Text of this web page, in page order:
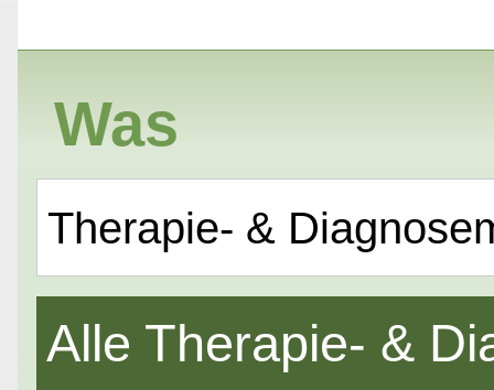
Was
Therapie- &
Alle Therapie- &